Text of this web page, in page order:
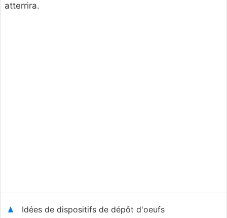
atterrira.
Idées de dispositifs de dépôt d'oeufs